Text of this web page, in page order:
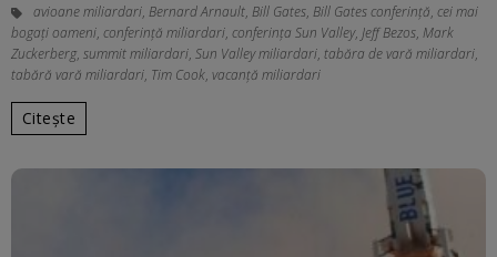
avioane miliardari, Bernard Arnault, Bill Gates, Bill Gates conferință, cei mai
bogați oameni, conferință miliardari, conferința Sun Valley, Jeff Bezos, Mark
Zuckerberg, summit miliardari, Sun Valley miliardari, tabăra de vară miliardari,
tabără vară miliardari, Tim Cook, vacanță miliardari
Citește